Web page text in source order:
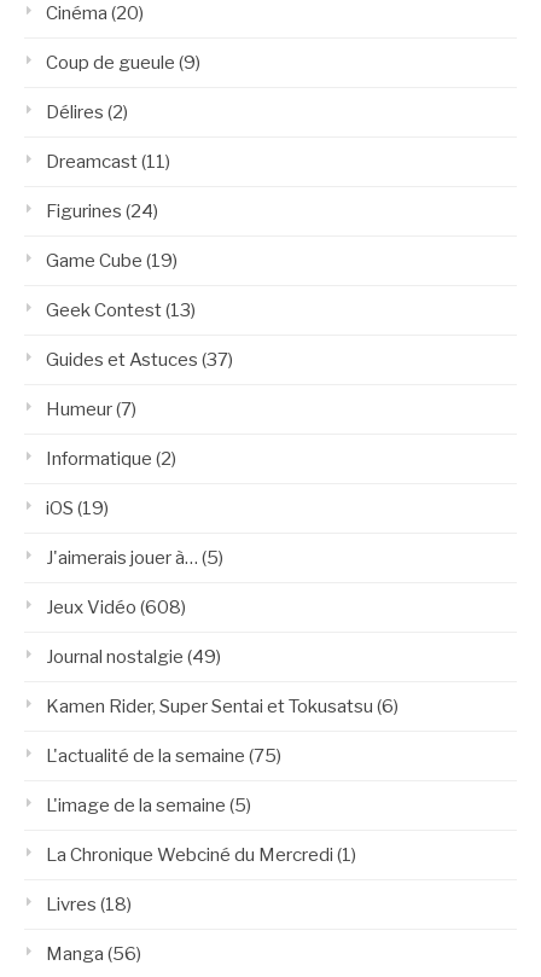
Cinéma (20)
Coup de gueule (9)
Délires (2)
Dreamcast(11)
Figurines (24)
Game Cube (19)
Geek Contest(13)
Guides et Astuces (37)
Humeur(7)
Informatique (2)
iOS (19)
J'aimerais jouer à… (5)
Jeux Vidéo (608)
Journal nostalgie (49)
Kamen Rider, Super Sentai et Tokusatsu (6)
L'actualité de la semaine (75)
L'image de la semaine (5)
La Chronique Webciné du Mercredi (1)
Livres (18)
Manga (56)